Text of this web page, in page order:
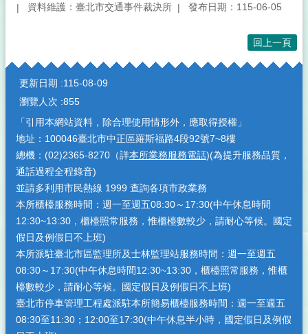
資料維護：臺北市交通事件裁決所
發布日期：115-06-05
回上一頁
:::
更新日期
115-08-09
瀏覽人次 855
「引用本網站資料，除合理使用情形外，應取得授權」
地址：100046臺北市中正區羅斯福路4段92號7~8樓
總機：(02)2365-8270（詳本所業務服務電話)(為提升服務品質，
通話過程全程錄音)
並請多利用市民熱線 1999 查詢各項市政業務
本所櫃檯服務時間：週一至週五08:30～17:30(中午休息時間
12:30~13:30，櫃檯照常服務，惟櫃檯數較少，請耐心等候。國定
假日及例假日不上班)
本所派駐臺北市區監理所及士林監理站服務時間：週一至週五
08:30～17:30(中午休息時間12:30~13:30，櫃檯照常服務，惟櫃
檯數較少，請耐心等候。國定假日及例假日不上班)
臺北市停車管理工程處派駐本所簡易櫃檯服務時間：週一至週五
08:30至11:30；12:00至17:30(中午休息半小時，國定假日及例假